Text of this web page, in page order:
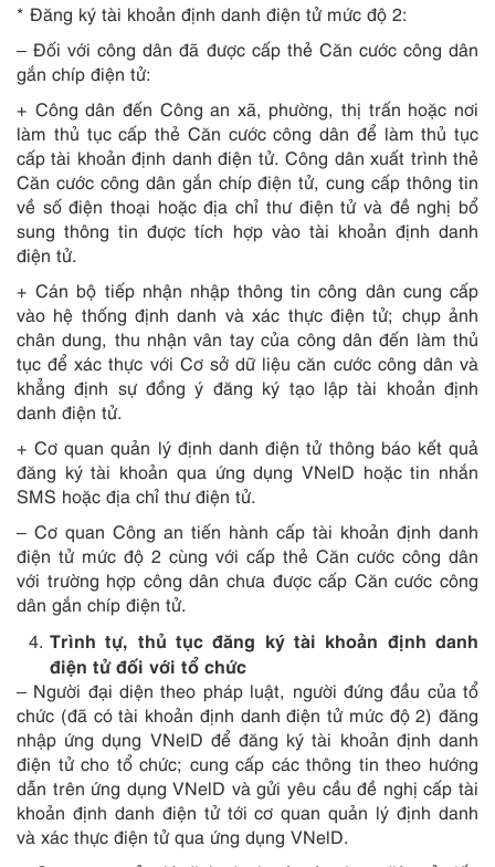
* Đăng ký tài khoản định danh điện tử mức độ 2:
– Đối với công dân đã được cấp thẻ Căn cước công dân
gắn chíp điện tử:
+ Công dân đến Công an xã, phường, thị trấn hoặc nơi
làm thủ tục cấp thẻ Căn cước công dân để làm thủ tục
cấp tài khoản định danh điện tử. Công dân xuất trình thẻ
Căn cước công dân gắn chíp điện tử, cung cấp thông tin
về số điện thoại hoặc địa chỉ thư điện tử và đề nghị bổ
sung thông tin được tích hợp vào tài khoản định danh
điện tử.
+ Cán bộ tiếp nhận nhập thông tin công dân cung cấp
vào hệ thống định danh và xác thực điện tử; chụp ảnh
chân dung, thu nhận vân tay của công dân đến làm thủ
tục để xác thực với Cơ sở dữ liệu căn cước công dân và
khẳng định sự đồng ý đăng ký tạo lập tài khoản định
danh điện tử.
+ Cơ quan quản lý định danh điện tử thông báo kết quả
đăng ký tài khoản qua ứng dụng VNelD hoặc tin nhắn
SMS hoặc địa chỉ thư điện tử.
– Cơ quan Công an tiến hành cấp tài khoản định danh
điện tử mức độ 2 cùng với cấp thẻ Căn cước công dân
với trường hợp công dân chưa được cấp Căn cước công
dân gắn chíp điện tử.
Trình tự, thủ tục đăng ký tài khoản định danh
điện tử đối với tổ chức
– Người đại diện theo pháp luật, người đứng đầu của tổ
chức (đã có tài khoản định danh điện tử mức độ 2) đăng
nhập ứng dụng VNelD để đăng ký tài khoản định danh
điện tử cho tổ chức; cung cấp các thông tin theo hướng
dẫn trên ứng dụng VNelD và gửi yêu cầu đề nghị cấp tài
khoản định danh điện tử tới cơ quan quản lý định danh
và xác thực điện tử qua ứng dụng VNelD.